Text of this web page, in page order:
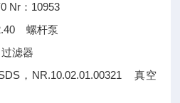
Nr ： 10953
螺杆泵
过滤器
， NR.10.02.01.00321 真空